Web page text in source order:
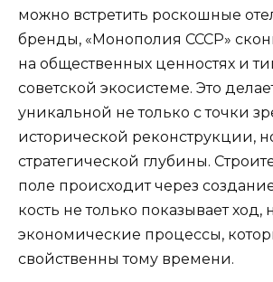
можно встретить роскошные
бренды, «Монополия СССР»
на общественных ценностях и
советской экосистеме. Это
уникальной не только с точки
исторической реконструкции,
стратегической глубины.
поле происходит через
кость не только показывает ход,
экономические процессы,
свойственны тому времени.